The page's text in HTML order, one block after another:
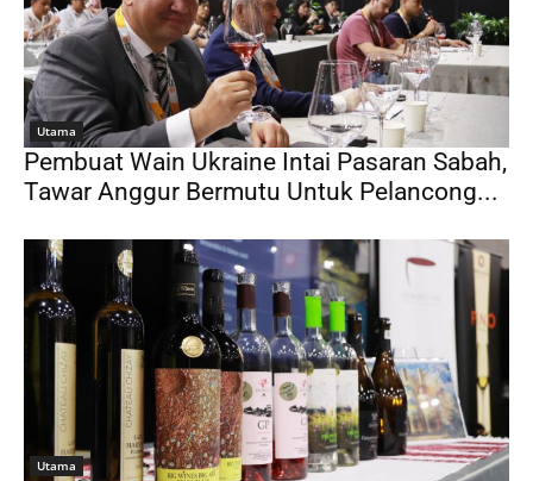
Utama
Pembuat Wain Ukraine Intai Pasaran Sabah,
Tawar Anggur Bermutu Untuk Pelancong...
Utama